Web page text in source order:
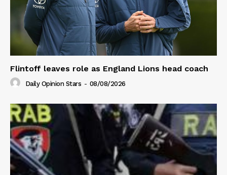
Flintoff leaves role as England Lions head coach
Daily Opinion Stars - 08/08/2026